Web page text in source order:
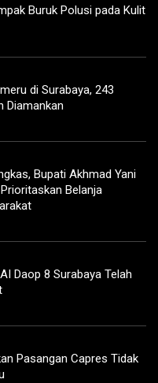
Buruk Polusi pada Kulit
di Surabaya, 243
Diamankan
Bupati Akhmad Yani
Belanja
Daop 8 Surabaya Telah
Pasangan Capres Tidak